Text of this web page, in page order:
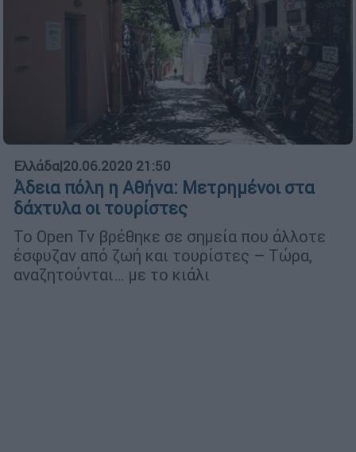
Ελλάδα|20.06.2020 21:50
Άδεια πόλη η Αθήνα: Μετρημένοι στα
δάχτυλα οι τουρίστες
To Open Tv βρέθηκε σε σημεία που άλλοτε
έσφυζαν από ζωή και τουρίστες – Τώρα,
αναζητούνται… με το κιάλι